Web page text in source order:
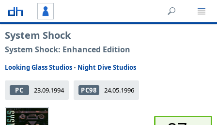
System Shock
System Shock: Enhanced Edition
Looking Glass Studios • Night Dive Studios
PC 23.09.1994 PC98 24.05.1996